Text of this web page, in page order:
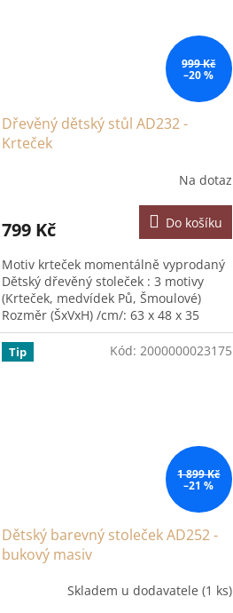
999 Kč
–20 %
Dřevěný dětský stůl AD232 -
Krteček
Na dotaz
799 Kč Do košíku
Motiv krteček momentálně vyprodaný
Dětský dřevěný stoleček : 3 motivy
(Krteček, medvídek Pů, Šmoulové)
Rozměr (ŠxVxH) /cm/: 63 x 48 x 35
Výška sedu /cm/: 23 Balení: v...
Tip
1 899 Kč
–21 %
Dětský barevný stoleček AD252 -
bukový masiv
Skladem u dodavatele (1 ks)
Kód: 2000000023175